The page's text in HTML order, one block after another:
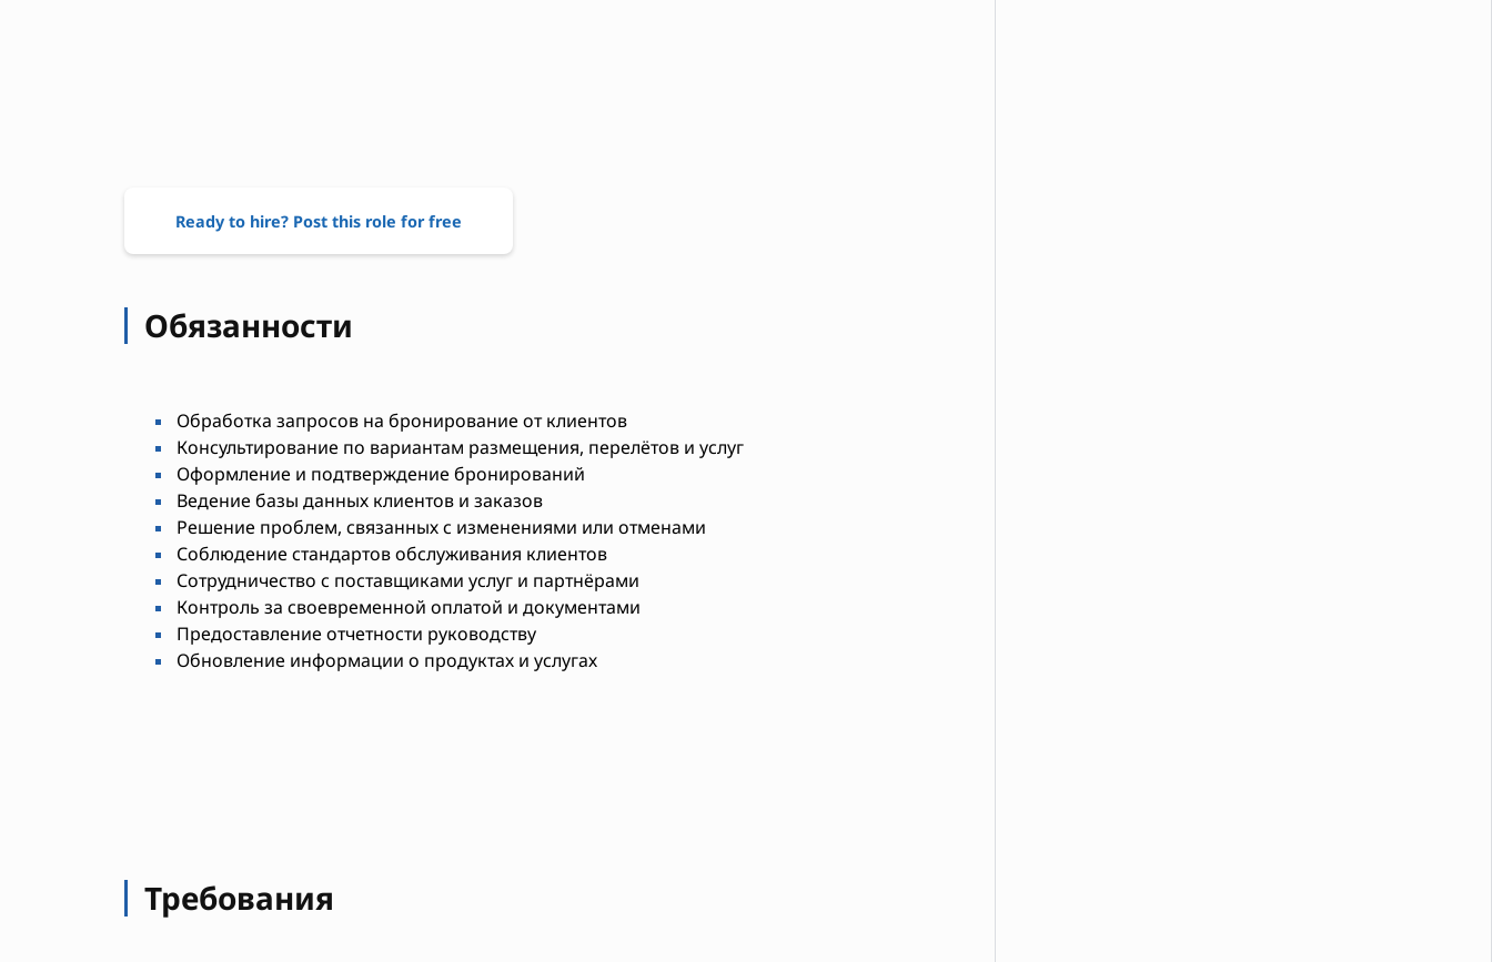
Ready to hire? Post this role for free
Обязанности
Обработка запросов на бронирование от клиентов
Консультирование по вариантам размещения, перелётов и услуг
Оформление и подтверждение бронирований
Ведение базы данных клиентов и заказов
Решение проблем, связанных с изменениями или отменами
Соблюдение стандартов обслуживания клиентов
Сотрудничество с поставщиками услуг и партнёрами
Контроль за своевременной оплатой и документами
Предоставление отчетности руководству
Обновление информации о продуктах и услугах
Требования